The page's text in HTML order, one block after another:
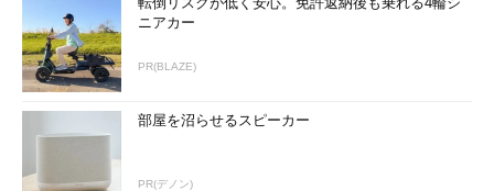
ニアカー
PR(BLAZE)
部屋を沼らせるスピーカー
PR(デノン)